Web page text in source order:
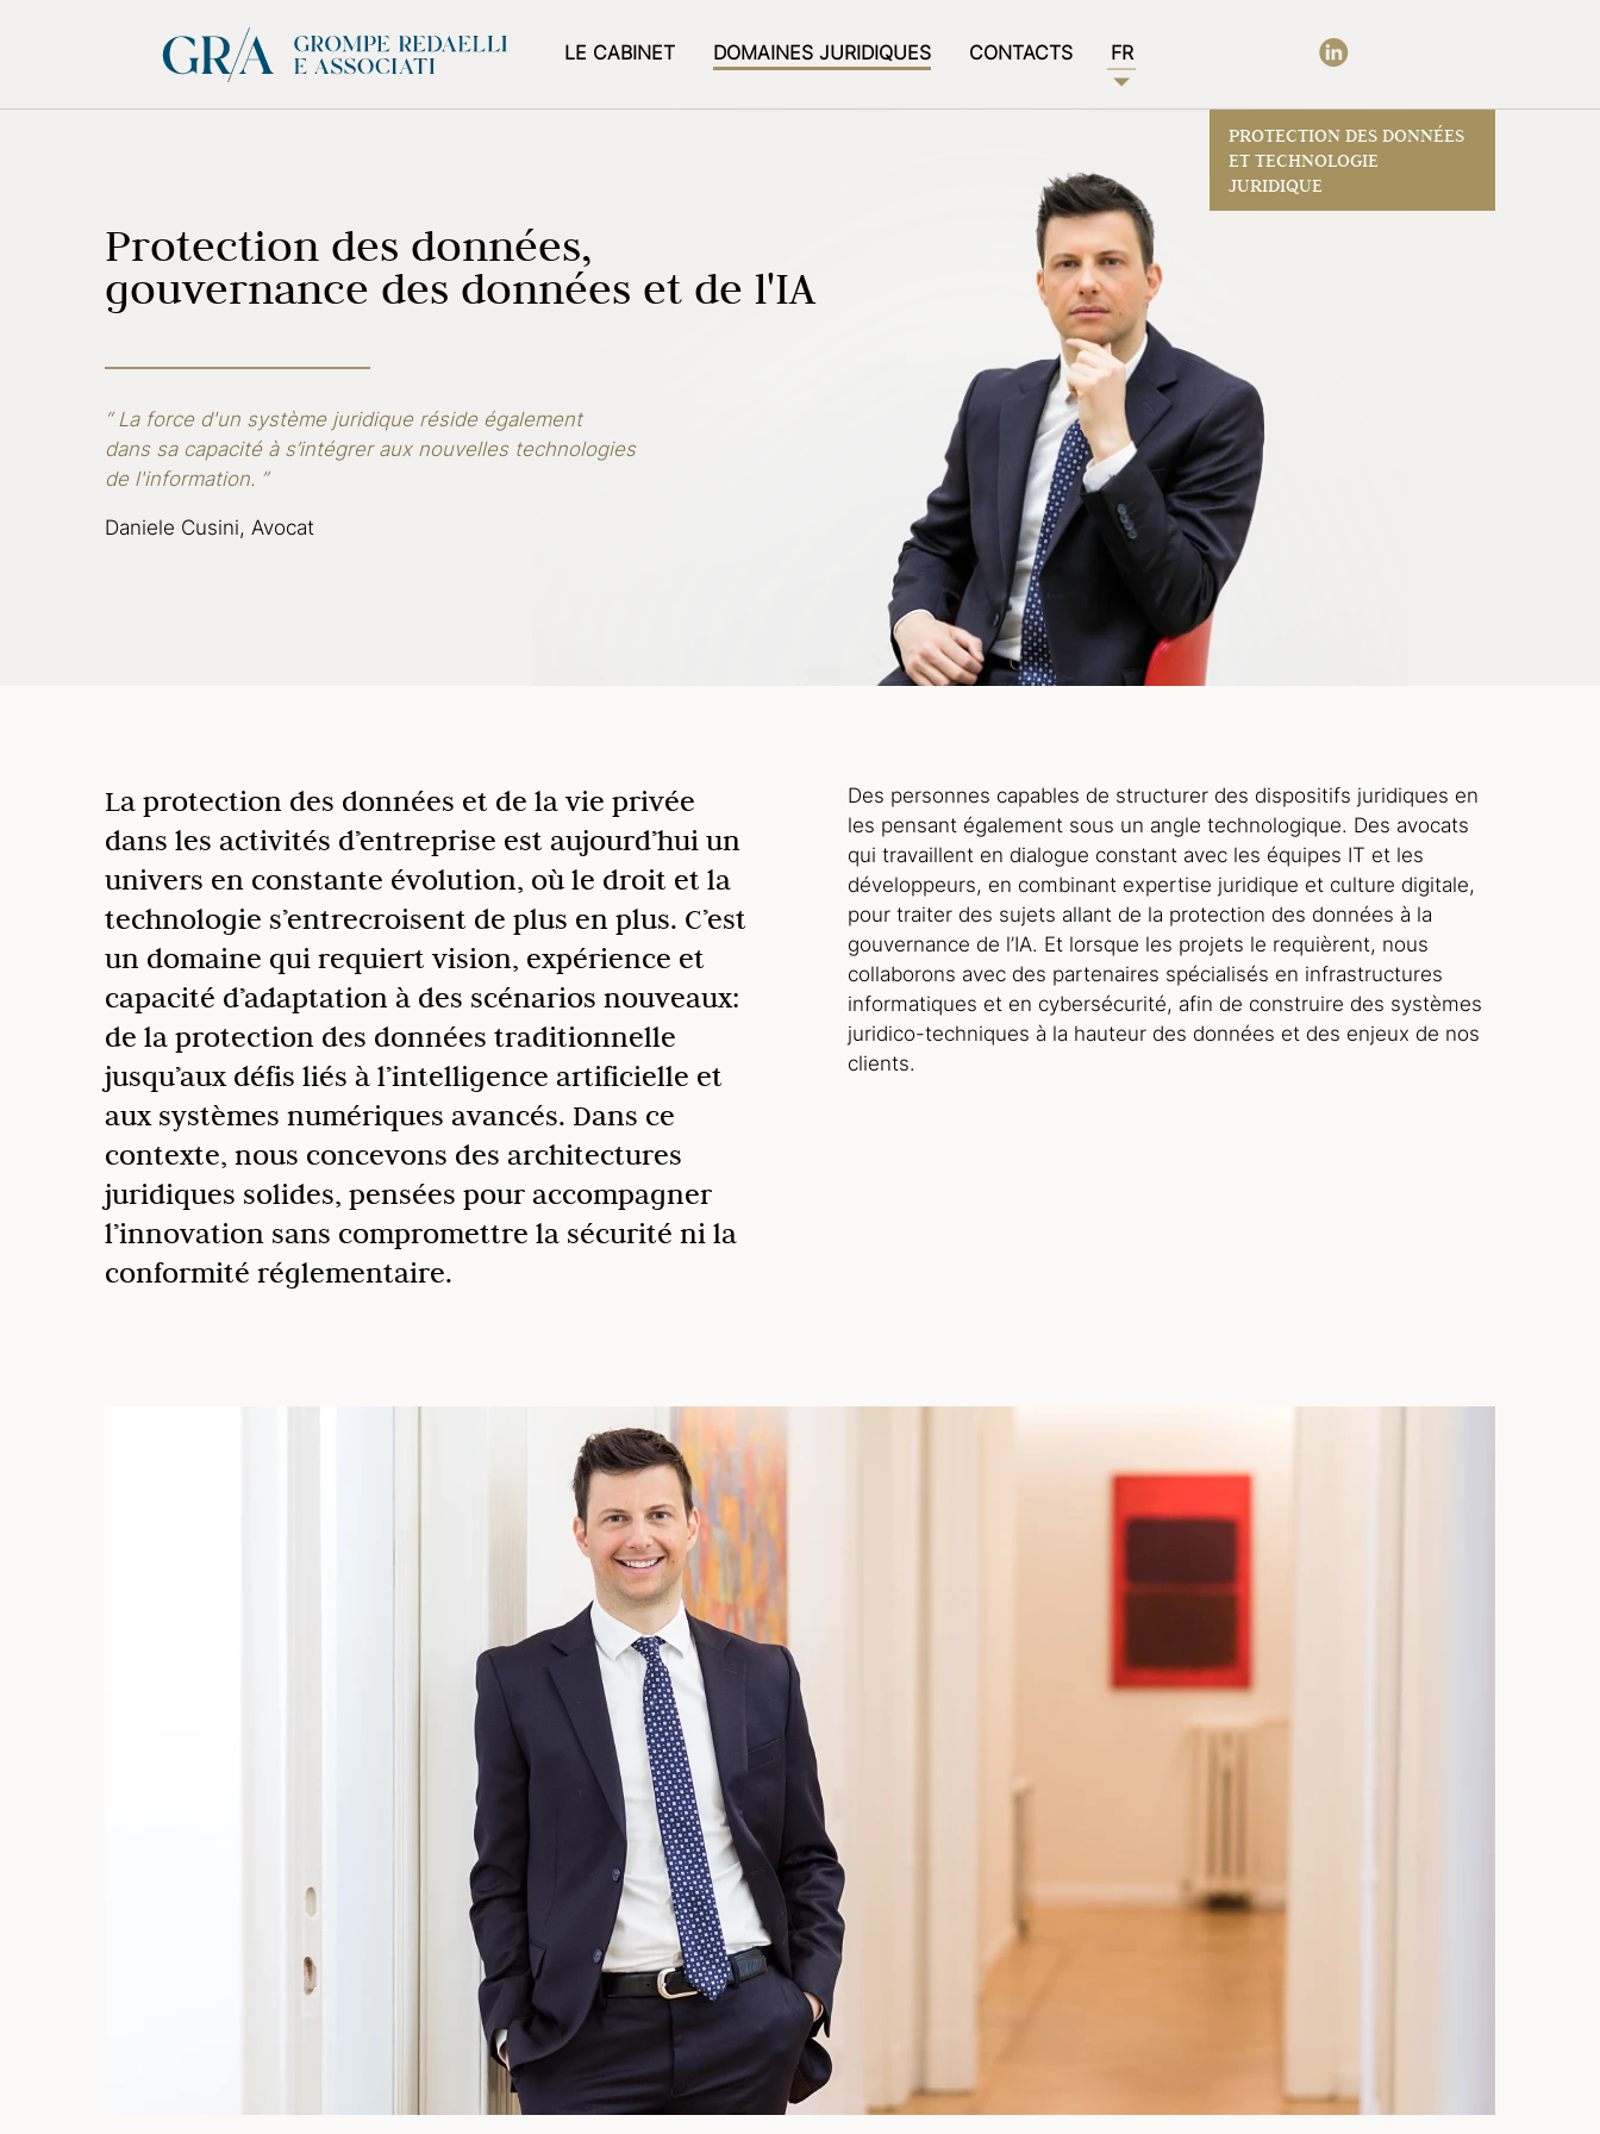
LE CABINET DOMAINES JURIDIQUES CONTACTS FR
PROTECTION DES DONNÉES
ET TECHNOLOGIE
JURIDIQUE
Protection des données,
gouvernance des données et de l'IA
“ La force d'un système juridique réside également
dans sa capacité à s’intégrer aux nouvelles technologies
de l'information. ”
Daniele Cusini, Avocat
La protection des données et de la vie privée
dans les activités d’entreprise est aujourd’hui un
univers en constante évolution, où le droit et la
technologie s’entrecroisent de plus en plus. C’est
un domaine qui requiert vision, expérience et
capacité d’adaptation à des scénarios nouveaux:
de la protection des données traditionnelle
jusqu’aux défis liés à l’intelligence artificielle et
aux systèmes numériques avancés. Dans ce
contexte, nous concevons des architectures
juridiques solides, pensées pour accompagner
l’innovation sans compromettre la sécurité ni la
conformité réglementaire.
Des personnes capables de structurer des dispositifs juridiques en
les pensant également sous un angle technologique. Des avocats
qui travaillent en dialogue constant avec les équipes IT et les
développeurs, en combinant expertise juridique et culture digitale,
pour traiter des sujets allant de la protection des données à la
gouvernance de l’IA. Et lorsque les projets le requièrent, nous
collaborons avec des partenaires spécialisés en infrastructures
informatiques et en cybersécurité, afin de construire des systèmes
juridico-techniques à la hauteur des données et des enjeux de nos
clients.